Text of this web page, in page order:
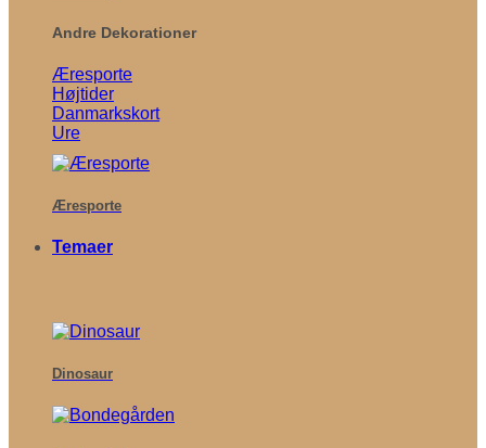
Andre Dekorationer
Æresporte
Højtider
Danmarkskort
Ure
Æresporte
Temaer
Dinosaur